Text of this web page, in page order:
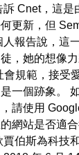
Cnet，這是
更新，但
報告說，這
，她的想像
會規範，接受
一個跡象。
請使用
網站是否適
伯斯為科技